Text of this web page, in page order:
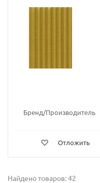
Бренд/Производитель
Отложить
Найдено товаров: 42